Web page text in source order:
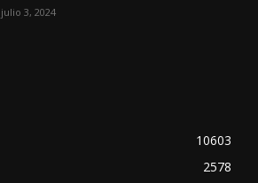
julio 3, 2024
10603
2578